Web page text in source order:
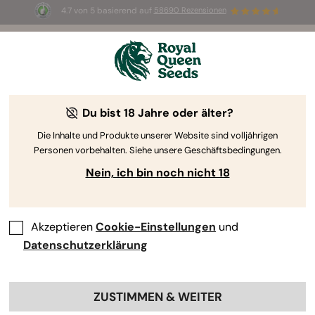
4.7 von 5 basierend auf 58690 Rezensionen
☀️ Sommer-Sale: Bis zu 50 % Rabatt
auf ausgewählte Produkte! ⏤
The RQS Blog
Du bist 18 Jahre oder älter?
Die Inhalte und Produkte unserer Website sind volljährigen
Personen vorbehalten. Siehe unsere Geschäftsbedingungen.
Nein, ich bin noch nicht 18
AkzeptierenCookie-Einstellungen und
Datenschutzerklärung
ZUSTIMMEN & WEITER